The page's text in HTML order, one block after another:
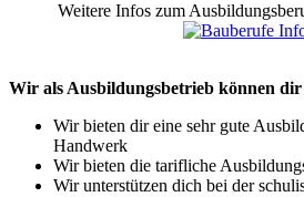
Weitere Infos zum
Wir als Ausbildungsbetrieb können dir
Wir bieten dir eine sehr gute
Handwerk
Wir bieten die tarifliche
Wir unterstützen dich bei der